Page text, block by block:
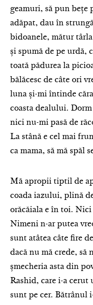
geamuri, să pun bețe
adăpat, dau în
bidoanele, mătur
și spumă de pe urdă,
toată pădurea la
bălăcesc de câte ori
luna și-mi întinde
coasta dealului.
nici nu-mi pasă de
La stână e cel mai
ca mama, să mă spăl
Mă apropii tiptil de
coada iazului, plină
orăcăiala e în toi. Nici
Nimeni n-ar putea
sunt atâtea câte fire
dacă nu mă crede, să
șmecheria asta din
Rashid, care i-a cerut
sunt pe cer. Bătrânul